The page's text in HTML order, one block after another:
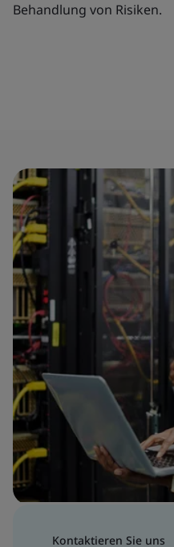
Behandlung von Risiken.
Kontaktieren Sie uns